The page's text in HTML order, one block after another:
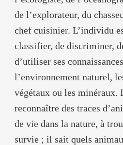
de l’explorateur, du
chef cuisinier. L’individu
classifier, de discriminer,
d’utiliser ses
l’environnement naturel,
végétaux ou les minéraux.
reconnaître des traces
de vie dans la nature, à
survie ; il sait quels